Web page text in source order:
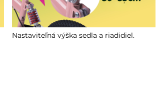
Nastaviteľná výška sedla a riadidiel.